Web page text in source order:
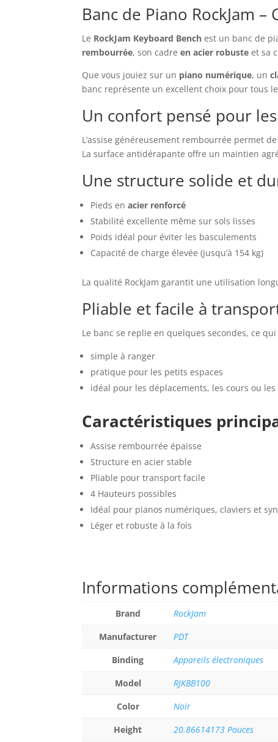
Banc de Piano RockJam
Le RockJam Keyboard Bench est un banc de
rembourrée, son cadreen acier robuste et sa
Que vous jouiez sur un piano numérique, un
banc représente un excellent choix pour tous
Un confort pensé pour
L’assise généreusement rembourrée permet
La surface antidérapante offre un maintien
Une structure solide et
Pieds enacier renforcé
Stabilité excellente même sur sols lisses
Poids idéal pour éviter les basculements
Capacité de charge élevée (jusqu’à 154 kg)
La qualité RockJam garantit une utilisation
Pliable et facile à
Le banc se replie en quelques secondes, ce
simple à ranger
pratique pour les petits espaces
idéal pour les déplacements, les cours ou
Caractéristiques
Assise rembourrée épaisse
Structure en acier stable
Pliable pour transport facile
4 Hauteurs possibles
Idéal pour pianos numériques, claviers et
Léger et robuste à la fois
Informations
Brand
RockJam
Manufacturer
PDT
Binding
Appareils électroniques
Model
RJKBB100
Color
Noir
Height
20.86614173 Pouces